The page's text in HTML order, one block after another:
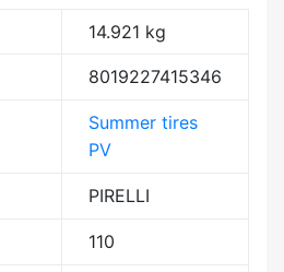
14.921 kg
8019227415346
Summer tires
PV
PIRELLI
110